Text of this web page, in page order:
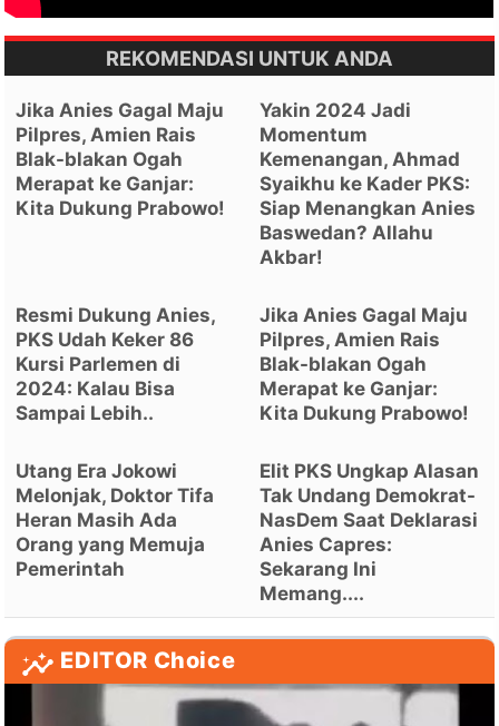
REKOMENDASI UNTUK ANDA
Jika Anies Gagal Maju
Pilpres, Amien Rais
Blak-blakan Ogah
Merapat ke Ganjar:
Kita Dukung Prabowo!
Yakin 2024 Jadi
Momentum
Kemenangan, Ahmad
Syaikhu ke Kader PKS:
Siap Menangkan Anies
Baswedan? Allahu
Akbar!
Resmi Dukung Anies,
PKS Udah Keker 86
Kursi Parlemen di
2024: Kalau Bisa
Sampai Lebih..
Jika Anies Gagal Maju
Pilpres, Amien Rais
Blak-blakan Ogah
Merapat ke Ganjar:
Kita Dukung Prabowo!
Utang Era Jokowi
Melonjak, Doktor Tifa
Heran Masih Ada
Orang yang Memuja
Pemerintah
Elit PKS Ungkap Alasan
Tak Undang Demokrat-
NasDem Saat Deklarasi
Anies Capres:
Sekarang Ini
Memang....
EDITOR Choice